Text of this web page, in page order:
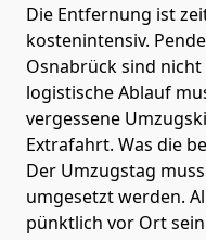
Die Entfernung ist
kostenintensiv.
Osnabrück sind
logistische Ablauf
vergessene
Extrafahrt. Was die
Der Umzugstag
umgesetzt werden.
pünktlich vor Ort